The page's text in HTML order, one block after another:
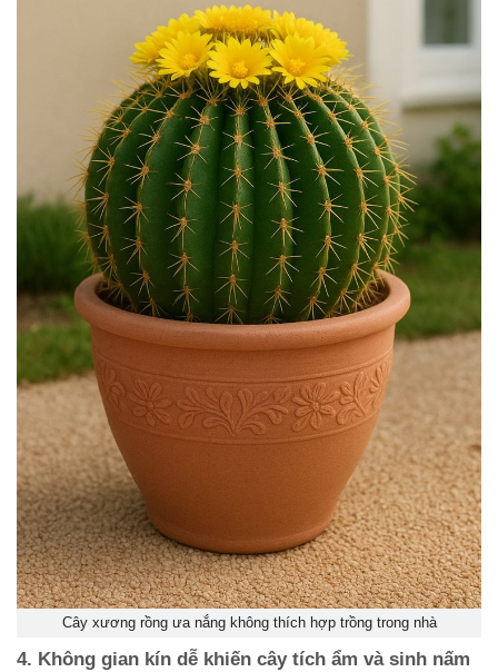
Cây xương rồng ưa nắng không thích hợp trồng trong nhà
4. Không gian kín dễ khiến cây tích ẩm và sinh nấm